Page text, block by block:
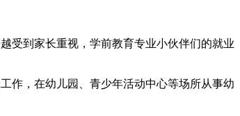
受到家长重视，学前教育专业小伙伴们的就业
作，在幼儿园、青少年活动中心等场所从事幼